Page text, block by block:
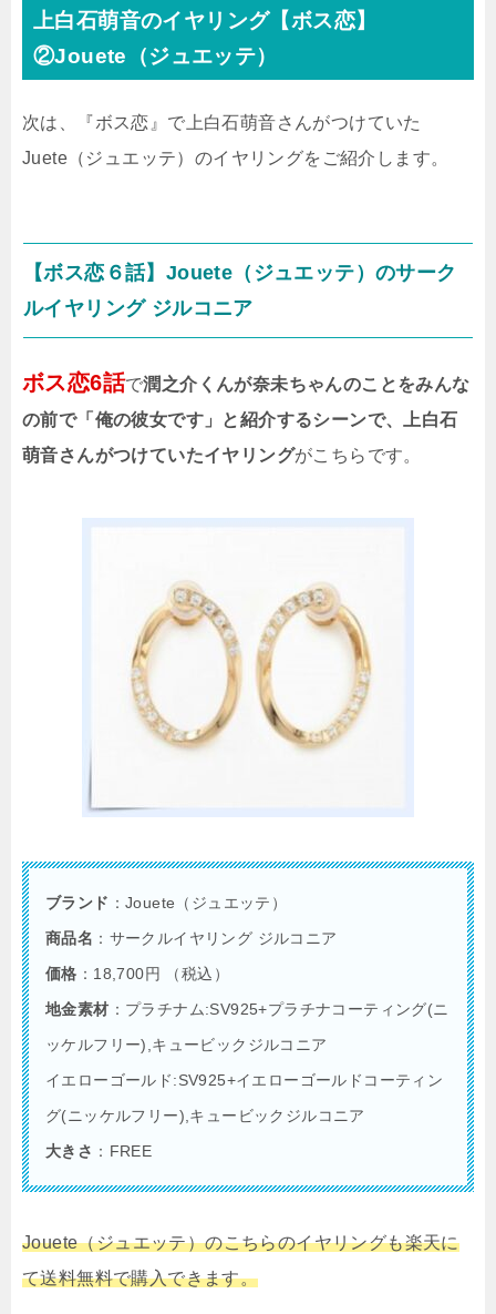
上白石萌音のイヤリング【ボス恋】
②Jouete（ジュエッテ）
次は、『ボス恋』で上白石萌音さんがつけていた
Juete（ジュエッテ）のイヤリングをご紹介します。
【ボス恋６話】Jouete（ジュエッテ）のサーク
ルイヤリング ジルコニア
ボス恋6話で潤之介くんが奈未ちゃんのことをみんな
の前で「俺の彼女です」と紹介するシーンで、上白石
萌音さんがつけていたイヤリングがこちらです。
ブランド ：Jouete（ジュエッテ）
商品名 ：サークルイヤリング ジルコニア
価格 ：18,700円 （税込）
地金素材 ：プラチナム:SV925+プラチナコーティング(ニ
ッケルフリー),キュービックジルコニア
イエローゴールド:SV925+イエローゴールドコーティン
グ(ニッケルフリー),キュービックジルコニア
大きさ ：FREE
Jouete（ジュエッテ）のこちらのイヤリングも楽天に
て送料無料で購入できます。